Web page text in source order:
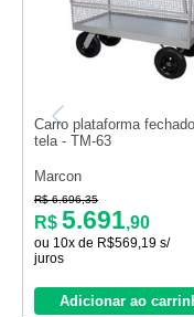
Carro plataforma
tela - TM-63
Marcon
R$ 6.696,35
R$ 5.691,90
ou 10x de R$569,19 s/
juros
Adicionar ao